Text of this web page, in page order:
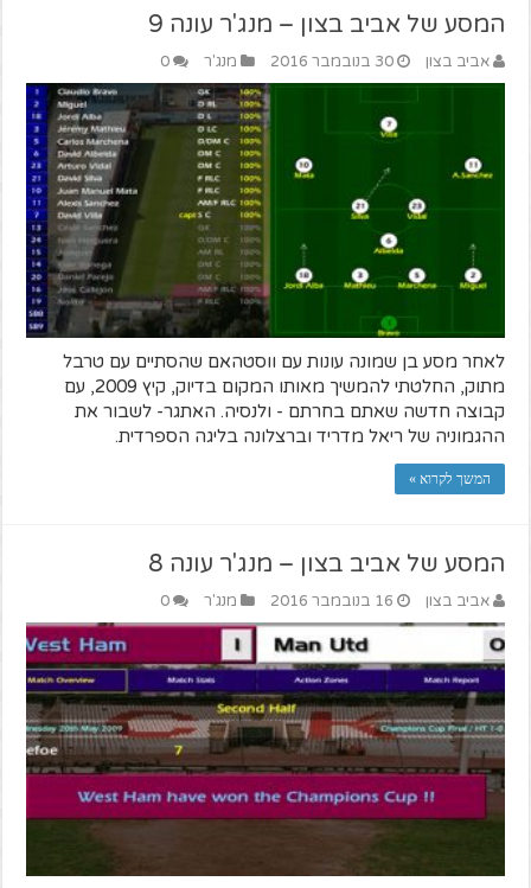
המסע של אביב בצון – מנג'ר עונה 9
אביב בצון 30 בנובמבר 2016 מנג'ר 0
לאחר מסע בן שמונה עונות עם ווסטהאם שהסתיים עם טרבל
מתוק, החלטתי להמשיך מאותו המקום בדיוק, קיץ 2009, עם
קבוצה חדשה שאתם בחרתם - ולנסיה. האתגר- לשבור את
ההגמוניה של ריאל מדריד וברצלונה בליגה הספרדית.
המשך לקרוא »
המסע של אביב בצון – מנג'ר עונה 8
אביב בצון 16 בנובמבר 2016 מנג'ר 0